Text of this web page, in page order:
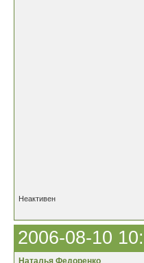
Неактивен
2006-08-10
Наталья Федоренко